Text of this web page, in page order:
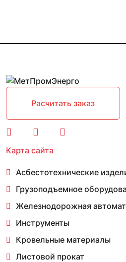
Расчитать заказ
Карта сайта
Асбестотехнические
Грузоподъемное
Железнодорожная
Инструменты
Кровельные материалы
Листовой прокат